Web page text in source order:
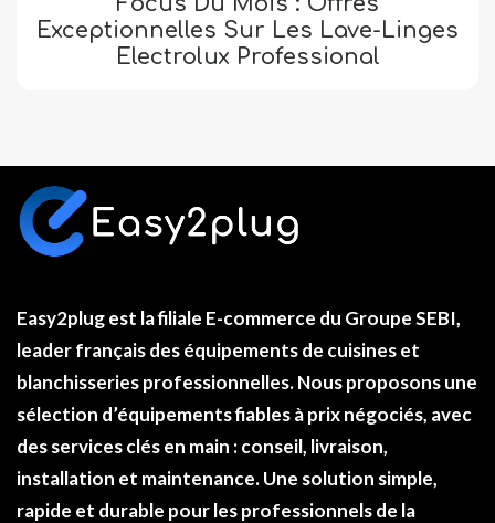
Exceptionnelles Sur Les Lave-Linges
Electrolux Professional
Easy2plugest la filiale E-commerce du Groupe SEBI,
leader français des équipements de cuisines et
blanchisseries professionnelles. Nous proposons une
sélection d’équipements fiables àprix négociés, avec
des services clés en main : conseil, livraison,
installation et maintenance. Une solution simple,
rapide et durable pour les professionnels de la